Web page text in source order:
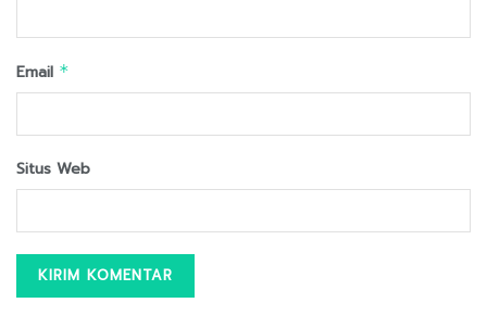
Email *
Situs Web